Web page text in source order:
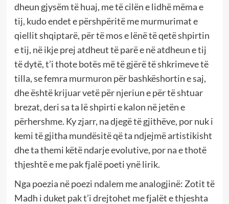
dheun gjysëm të huaj, me të cilën e lidhë mëma e
tij, kudo endet e përshpëritë me murmurimat e
qiellit shqiptarë, për të mos e lënë të qetë shpirtin
e tij, në ikje prej atdheut të parë e në atdheun e tij
të dytë, t’i thote botës më të gjërë të shkrimeve të
tilla, se femra murmuron për bashkëshortin e saj,
dhe është krijuar vetë për njeriun e për të shtuar
brezat, deri sa ta lë shpirti e kalon në jetën e
përhershme. Ky zjarr, na djegë të gjithëve, por nuk i
kemi të gjitha mundësitë që ta ndjejmë artistikisht
dhe ta themi këtë ndarje evolutive, por na e thotë
thjeshtë e me pak fjalë poeti ynë lirik.
Nga poezia në poezi ndalem me analogjinë: Zotit të
Madh i duket pak t’i drejtohet me fjalët e thjeshta